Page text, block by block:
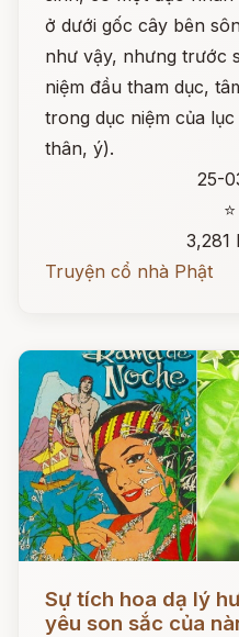
ở dưới gốc cây bên
như vậy, nhưng trước
niệm đầu tham dục,
trong dục niệm của
thân, ý).
25-
3,281
Truyện cổ nhà Phật
Sự tích hoa dạ lý
yêu son sắc của